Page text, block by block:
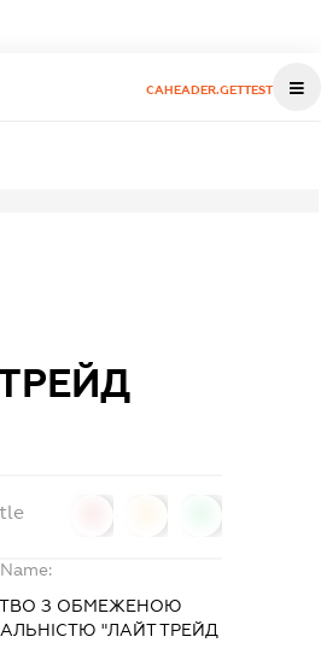
CAHEADER.GETTEST
З ОБМЕЖЕНОЮ
"ЛАЙТ ТРЕЙД